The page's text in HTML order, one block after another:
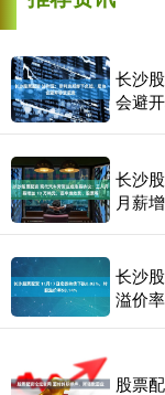
长沙
会避
长沙
月薪
长沙
溢价
股票